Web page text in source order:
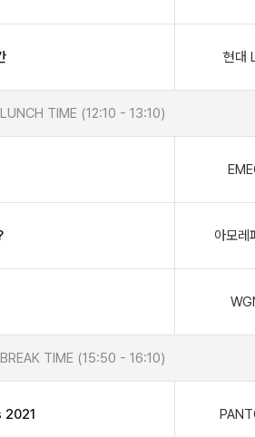
현대
LUNCH TIME (12:10 - 13:10)
아모레
BREAK TIME (15:50 - 16:10)
2021